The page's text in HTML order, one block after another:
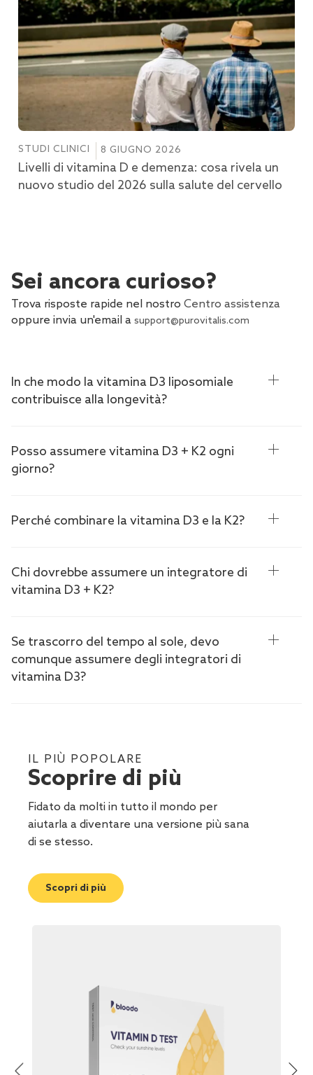
STUDI CLINICI 8 GIUGNO 2026
Livelli di vitamina D e demenza: cosa rivela un
nuovo studio del 2026 sulla salute del cervello
Sei ancora curioso?
Trova risposte rapide nel nostro Centro assistenza
oppure invia un'email a support@purovitalis.com
In che modo la vitamina D3 liposomiale
contribuisce alla longevità?
Posso assumere vitamina D3 + K2 ogni
giorno?
Perché combinare la vitamina D3 e la K2?
Chi dovrebbe assumere un integratore di
vitamina D3 + K2?
Se trascorro del tempo al sole, devo
comunque assumere degli integratori di
vitamina D3?
IL PIÙ POPOLARE
Scoprire di più
Fidato da molti in tutto il mondo per
aiutarla a diventare una versione più sana
di se stesso.
Scopri di più